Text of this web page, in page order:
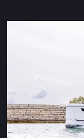
Maxima 550
Maxima 630
Maxima 720 retro